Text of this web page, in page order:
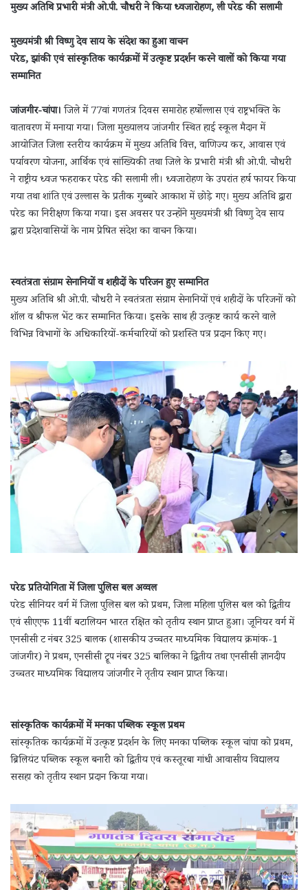
मुख्य अतिथि प्रभारी मंत्री ओ.पी. चौधरी ने किया ध्वजारोहण, ली परेड की सलामी
मुख्यमंत्री श्री विष्णु देव साय के संदेश का हुआ वाचन
परेड, झांकी एवं सांस्कृतिक कार्यक्रमों में उत्कृष्ट प्रदर्शन करने वालों को किया गया
सम्मानित
जांजगीर-चांपा।जिले में 77वां गणतंत्र दिवस समारोह हर्षोल्लास एवं राष्ट्रभक्ति के
वातावरण में मनाया गया। जिला मुख्यालय जांजगीर स्थित हाई स्कूल मैदान में
आयोजित जिला स्तरीय कार्यक्रम में मुख्य अतिथि वित्त, वाणिज्य कर, आवास एवं
पर्यावरण योजना, आर्थिक एवं सांख्यिकी तथा जिले के प्रभारी मंत्री श्री ओ.पी. चौधरी
ने राष्ट्रीय ध्वज फहराकर परेड की सलामी ली। ध्वजारोहण के उपरांत हर्ष फायर किया
गया तथा शांति एवं उल्लास के प्रतीक गुब्बारे आकाश में छोड़े गए। मुख्य अतिथि द्वारा
परेड का निरीक्षण किया गया। इस अवसर पर उन्होंने मुख्यमंत्री श्री विष्णु देव साय
द्वारा प्रदेशवासियों के नाम प्रेषित संदेश का वाचन किया।
स्वतंत्रता संग्राम सेनानियों व शहीदों के परिजन हुए सम्मानित
मुख्य अतिथि श्री ओ.पी. चौधरी ने स्वतंत्रता संग्राम सेनानियों एवं शहीदों के परिजनों को
शॉल व श्रीफल भेंट कर सम्मानित किया। इसके साथ ही उत्कृष्ट कार्य करने वाले
विभिन्न विभागों के अधिकारियों-कर्मचारियों को प्रशस्ति पत्र प्रदान किए गए।
परेड प्रतियोगिता में जिला पुलिस बल अव्वल
परेड सीनियर वर्ग में जिला पुलिस बल को प्रथम, जिला महिला पुलिस बल को द्वितीय
एवं सीएएफ 11वीं बटालियन भारत रक्षित को तृतीय स्थान प्राप्त हुआ। जूनियर वर्ग में
एनसीसी ट नंबर 325 बालक (शासकीय उच्चतर माध्यमिक विद्यालय क्रमांक-1
जांजगीर) ने प्रथम, एनसीसी ट्रूप नंबर 325 बालिका ने द्वितीय तथा एनसीसी ज्ञानदीप
उच्चतर माध्यमिक विद्यालय जांजगीर ने तृतीय स्थान प्राप्त किया।
सांस्कृतिक कार्यक्रमों में मनका पब्लिक स्कूल प्रथम
सांस्कृतिक कार्यक्रमों में उत्कृष्ट प्रदर्शन के लिए मनका पब्लिक स्कूल चांपा को प्रथम,
ब्रिलियंट पब्लिक स्कूल बनारी को द्वितीय एवं कस्तूरबा गांधी आवासीय विद्यालय
ससहा को तृतीय स्थान प्रदान किया गया।